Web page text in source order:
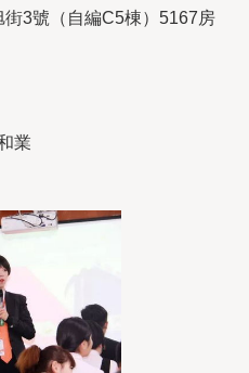
街3號（自編C5棟）5167房
業